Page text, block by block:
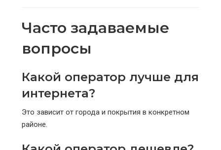
Часто задаваемые
вопросы
Какой оператор лучше для
интернета?
Это зависит от города и покрытия в конкретном
районе.